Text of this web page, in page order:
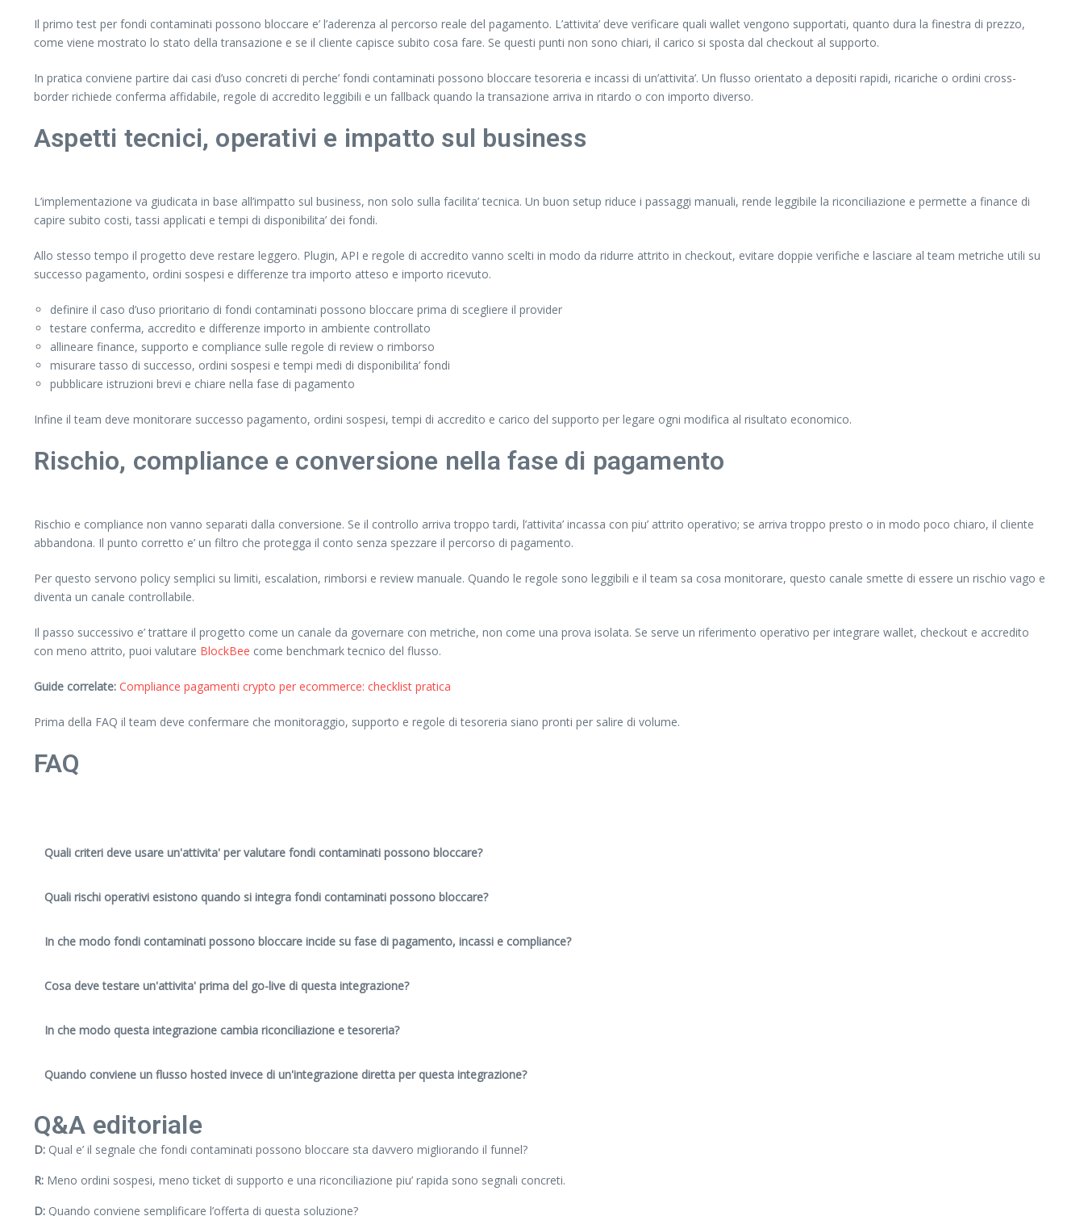
Il primo test per fondi contaminati possono bloccare e’ l’aderenza al percorso reale del pagamento. L’attivita’ deve verificare quali wallet vengono supportati, quanto dura la finestra di prezzo,
come viene mostrato lo stato della transazione e se il cliente capisce subito cosa fare. Se questi punti non sono chiari, il carico si sposta dal checkout al supporto.
In pratica conviene partire dai casi d’uso concreti di perche’ fondi contaminati possono bloccare tesoreria e incassi di un’attivita’. Un flusso orientato a depositi rapidi, ricariche o ordini cross-
border richiede conferma affidabile, regole di accredito leggibili e un fallback quando la transazione arriva in ritardo o con importo diverso.
Aspetti tecnici, operativi e impatto sul business
L’implementazione va giudicata in base all’impatto sul business, non solo sulla facilita’ tecnica. Un buon setup riduce i passaggi manuali, rende leggibile la riconciliazione e permette a finance di
capire subito costi, tassi applicati e tempi di disponibilita’ dei fondi.
Allo stesso tempo il progetto deve restare leggero. Plugin, API e regole di accredito vanno scelti in modo da ridurre attrito in checkout, evitare doppie verifiche e lasciare al team metriche utili su
successo pagamento, ordini sospesi e differenze tra importo atteso e importo ricevuto.
definire il caso d’uso prioritario di fondi contaminati possono bloccare prima di scegliere il provider
testare conferma, accredito e differenze importo in ambiente controllato
allineare finance, supporto e compliance sulle regole di review o rimborso
misurare tasso di successo, ordini sospesi e tempi medi di disponibilita’ fondi
pubblicare istruzioni brevi e chiare nella fase di pagamento
Infine il team deve monitorare successo pagamento, ordini sospesi, tempi di accredito e carico del supporto per legare ogni modifica al risultato economico.
Rischio, compliance e conversione nella fase di pagamento
Rischio e compliance non vanno separati dalla conversione. Se il controllo arriva troppo tardi, l’attivita’ incassa con piu’ attrito operativo; se arriva troppo presto o in modo poco chiaro, il cliente
abbandona. Il punto corretto e’ un filtro che protegga il conto senza spezzare il percorso di pagamento.
Per questo servono policy semplici su limiti, escalation, rimborsi e review manuale. Quando le regole sono leggibili e il team sa cosa monitorare, questo canale smette di essere un rischio vago e
diventa un canale controllabile.
Il passo successivo e’ trattare il progetto come un canale da governare con metriche, non come una prova isolata. Se serve un riferimento operativo per integrare wallet, checkout e accredito
con meno attrito, puoi valutare BlockBee come benchmark tecnico del flusso.
Guide correlate: Compliance pagamenti crypto per ecommerce: checklist pratica
Prima della FAQ il team deve confermare che monitoraggio, supporto e regole di tesoreria siano pronti per salire di volume.
FAQ
Quali criteri deve usare un'attivita' per valutare fondi contaminati possono bloccare?
Quali rischi operativi esistono quando si integra fondi contaminati possono bloccare?
In che modo fondi contaminati possono bloccare incide su fase di pagamento, incassi e compliance?
Cosa deve testare un'attivita' prima del go-live di questa integrazione?
In che modo questa integrazione cambia riconciliazione e tesoreria?
Quando conviene un flusso hosted invece di un'integrazione diretta per questa integrazione?
Q&A editoriale
D: Qual e’ il segnale che fondi contaminati possono bloccare sta davvero migliorando il funnel?
R: Meno ordini sospesi, meno ticket di supporto e una riconciliazione piu’ rapida sono segnali concreti.
D: Quando conviene semplificare l’offerta di questa soluzione?